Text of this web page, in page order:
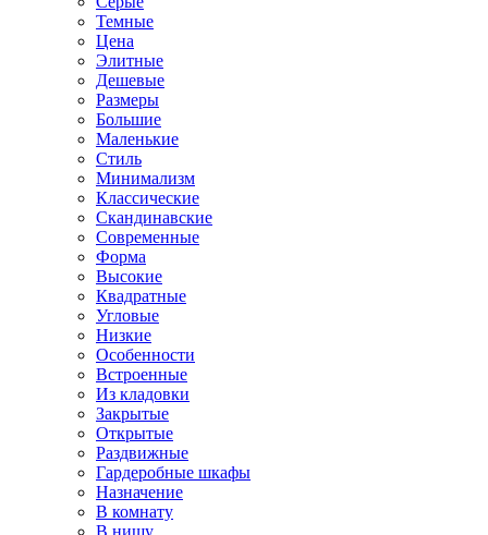
Темные
Цена
Элитные
Дешевые
Размеры
Большие
Маленькие
Стиль
Минимализм
Классические
Скандинавские
Современные
Форма
Высокие
Квадратные
Угловые
Низкие
Особенности
Встроенные
Из кладовки
Закрытые
Открытые
Раздвижные
Гардеробные шкафы
Назначение
В комнату
В нишу